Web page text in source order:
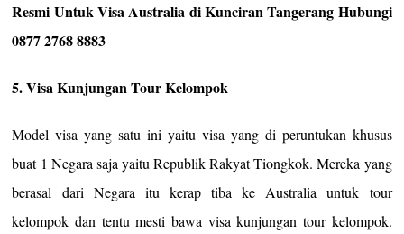
Resmi Untuk Visa Australia di Kunciran Tangerang Hubungi
0877 2768 8883
5. Visa Kunjungan Tour Kelompok
Model visa yang satu ini yaitu visa yang di peruntukan khusus
buat 1 Negara saja yaitu Republik Rakyat Tiongkok. Mereka yang
berasal dari Negara itu kerap tiba ke Australia untuk tour
kelompok dan tentu mesti bawa visa kunjungan tour kelompok.